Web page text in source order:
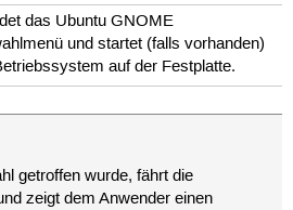
das Ubuntu GNOME
und startet (falls vorhanden)
auf der Festplatte.
getroffen wurde, fährt die
zeigt dem Anwender einen